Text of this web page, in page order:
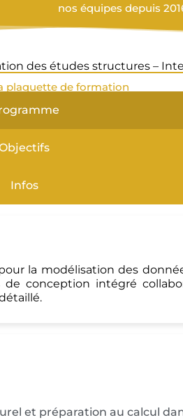
nos équipes depuis
des études structures –
plaquette de formation
Infos
la modélisation des
conception intégré
et préparation au calcul